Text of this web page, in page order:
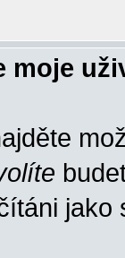
moje
jako